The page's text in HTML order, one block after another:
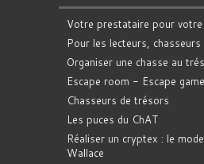
Votre prestataire pour
Pour les lecteurs,
Organiser une chasse au
Escape room - Escape game
Chasseurs de trésors
Les puces du ChAT
Réaliser un cryptex : le
Wallace